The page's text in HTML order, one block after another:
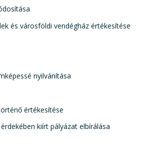
és városföldi vendégház értékesítése
nyilvánítása
értékesítése
kiírt pályázat elbírálása